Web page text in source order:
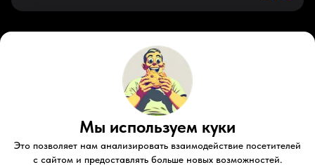
Русский (RU)
ZenYoutubeTelegramTiktokКонтакты
Правовые документыУсловия использования
Пользовательское соглашение
Мы используем куки
Это позволяет нам анализировать взаимодействие посетителей
с сайтом и предоставлять больше новых возможностей.